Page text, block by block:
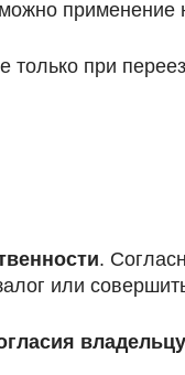
при
.
или